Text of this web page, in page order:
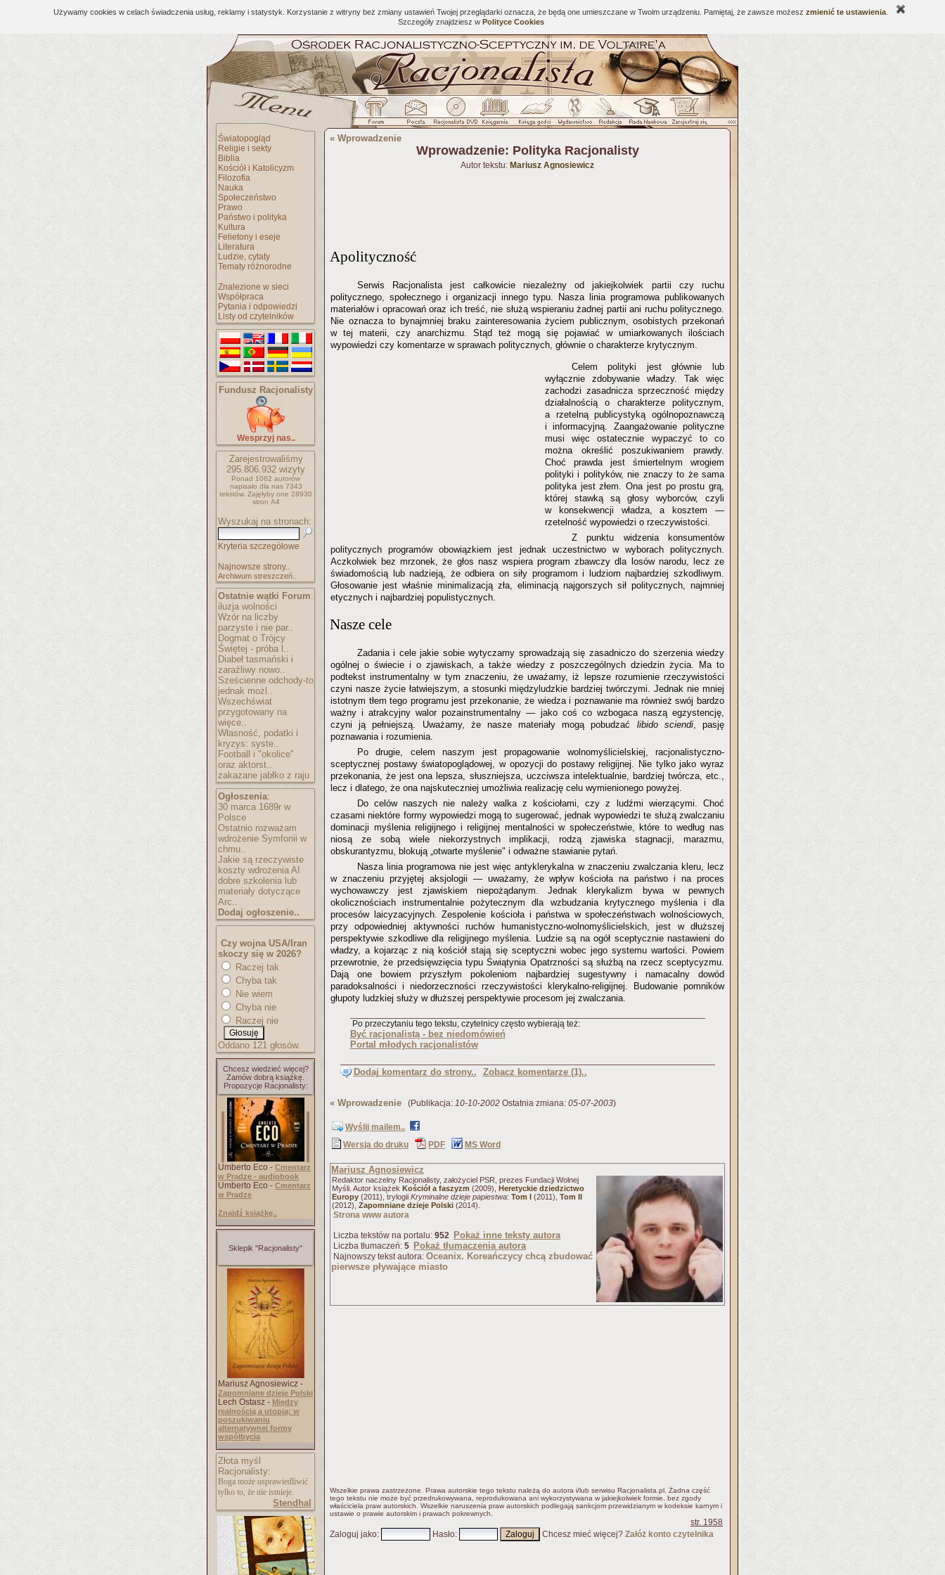
Używamy cookies w celach świadczenia usług, reklamy i statystyk. Korzystanie z witryny bez zmiany ustawień Twojej przeglądarki oznacza, że będą one umieszczane w Twoim urządzeniu. Pamiętaj, że zawsze możesz zmienić te ustawienia
Szczegóły znajdziesz w Polityce Cookies
Światopogląd
Religie i sekty
Biblia
Kościół i Katolicyzm
Filozofia
Nauka
Społeczeństwo
Prawo
Państwo i polityka
Kultura
Felietony i eseje
Literatura
Ludzie, cytaty
Tematy różnorodne
Znalezione w sieci
Współpraca
Pytania i odpowiedzi
Listy od czytelników
Fundusz Racjonalisty
Wesprzyj nas..
Zarejestrowaliśmy
295.806.932 wizyty
Ponad 1062 autorów
napisało dla nas 7343
tekstów. Zajęłyby one 28930
stron A4
Wyszukaj na stronach:
Kryteria szczegółowe
Najnowsze strony..
Archiwum streszczeń..
Ostatnie wątki Forum:
iluzja wolności
Wzór na liczby
parzyste i nie par..
Dogmat o Trójcy
Świętej - próba l..
Diabeł tasmański i
zaraźliwy nowo..
Sześcienne odchody-to
jednak możl..
Wszechświat
przygotowany na
więce..
Własność, podatki i
kryzys: syste..
Football i "okolice"
oraz aktorst..
zakazane jabłko z raju
Ogłoszenia:
30 marca 1689r w
Polsce
Ostatnio rozważam
wdrożenie Symfonii w
chmu..
Jakie są rzeczywiste
koszty wdrożenia AI
dobre szkolenia lub
materiały dotyczące
Arc..
Dodaj ogłoszenie..
Czy wojna USA/Iran
skoczy się w 2026?
Raczej tak
Chyba tak
Nie wiem
Chyba nie
Raczej nie
Oddano 121 głosów.
Chcesz wiedzieć więcej?
Zamów dobrą książkę.
Propozycje Racjonalisty:
Umberto Eco - Cmentarz
w Pradze - audiobook
Umberto Eco - Cmentarz
w Pradze
Znajdź książkę..
Sklepik "Racjonalisty"
Mariusz Agnosiewicz -
Zapomniane dzieje Polski
Lech Ostasz - Między
realnością a utopią: w
poszukiwaniu
alternatywnej formy
współbycia
Złota myśl
Racjonalisty:
Boga może usprawiedliwić
tylko to, że nie istnieje.
Stendhal
« Wprowadzenie
Wprowadzenie: Polityka Racjonalisty
Autor tekstu: Mariusz Agnosiewicz
Apolityczność
Serwis Racjonalista jest całkowicie niezależny od jakiejkolwiek partii czy ruchu
politycznego, społecznego i organizacji innego typu. Nasza linia programowa publikowanych
materiałów i opracowań oraz ich treść, nie służą wspieraniu żadnej partii ani ruchu politycznego.
Nie oznacza to bynajmniej braku zainteresowania życiem publicznym, osobistych przekonań
w tej materii, czy anarchizmu. Stąd też mogą się pojawiać w umiarkowanych ilościach
wypowiedzi czy komentarze w sprawach politycznych, głównie o charakterze krytycznym.
Celem polityki jest głównie lub
wyłącznie zdobywanie władzy. Tak więc
zachodzi zasadnicza sprzeczność między
działalnością o charakterze politycznym,
a rzetelną publicystyką ogólnopoznawczą
i informacyjną. Zaangażowanie polityczne
musi więc ostatecznie wypaczyć to co
można określić poszukiwaniem prawdy.
Choć prawda jest śmiertelnym wrogiem
polityki i polityków, nie znaczy to że sama
polityka jest złem. Ona jest po prostu grą,
której stawką są głosy wyborców, czyli
w konsekwencji władza, a kosztem —
rzetelność wypowiedzi o rzeczywistości.
Z punktu widzenia konsumentów
politycznych programów obowiązkiem jest jednak uczestnictwo w wyborach politycznych.
Aczkolwiek bez mrzonek, że głos nasz wspiera program zbawczy dla losów narodu, lecz ze
świadomością lub nadzieją, że odbiera on siły programom i ludziom najbardziej szkodliwym.
Głosowanie jest właśnie minimalizacją zła, eliminacją najgorszych sił politycznych, najmniej
etycznych i najbardziej populistycznych.
Nasze cele
Zadania i cele jakie sobie wytyczamy sprowadzają się zasadniczo do szerzenia wiedzy
ogólnej o świecie i o zjawiskach, a także wiedzy z poszczególnych dziedzin życia. Ma to
podtekst instrumentalny w tym znaczeniu, że uważamy, iż lepsze rozumienie rzeczywistości
czyni nasze życie łatwiejszym, a stosunki międzyludzkie bardziej twórczymi. Jednak nie mniej
istotnym tłem tego programu jest przekonanie, że wiedza i poznawanie ma również swój bardzo
ważny i atrakcyjny walor pozainstrumentalny — jako coś co wzbogaca naszą egzystencję,
czyni ją pełniejszą. Uważamy, że nasze materiały mogą pobudzać libido sciendi, pasję
poznawania i rozumienia.
Po drugie, celem naszym jest propagowanie wolnomyślicielskiej, racjonalistyczno-
sceptycznej postawy światopoglądowej, w opozycji do postawy religijnej. Nie tylko jako wyraz
przekonania, że jest ona lepsza, słuszniejsza, uczciwsza intelektualnie, bardziej twórcza, etc.,
lecz i dlatego, że ona najskuteczniej umożliwia realizację celu wymienionego powyżej.
Do celów naszych nie należy walka z kościołami, czy z ludźmi wierzącymi. Choć
czasami niektóre formy wypowiedzi mogą to sugerować, jednak wypowiedzi te służą zwalczaniu
dominacji myślenia religijnego i religijnej mentalności w społeczeństwie, które to według nas
niosą ze sobą wiele niekorzystnych implikacji, rodzą zjawiska stagnacji, marazmu,
obskurantyzmu, blokują „otwarte myślenie" i odważne stawianie pytań.
Nasza linia programowa nie jest więc antyklerykalna w znaczeniu zwalczania kleru, lecz
w znaczeniu przyjętej aksjologii — uważamy, że wpływ kościoła na państwo i na proces
wychowawczy jest zjawiskiem niepożądanym. Jednak klerykalizm bywa w pewnych
okolicznościach instrumentalnie pożytecznym dla wzbudzania krytycznego myślenia i dla
procesów laicyzacyjnych. Zespolenie kościoła i państwa w społeczeństwach wolnościowych,
przy odpowiedniej aktywności ruchów humanistyczno-wolnomyślicielskich, jest w dłuższej
perspektywie szkodliwe dla religijnego myślenia. Ludzie są na ogół sceptycznie nastawieni do
władzy, a kojarząc z nią kościół stają się sceptyczni wobec jego systemu wartości. Powiem
przewrotnie, że przedsięwzięcia typu Świątynia Opatrzności są służbą na rzecz sceptycyzmu.
Dają one bowiem przyszłym pokoleniom najbardziej sugestywny i namacalny dowód
paradoksalności i niedorzeczności rzeczywistości klerykalno-religijnej. Budowanie pomników
głupoty ludzkiej służy w dłuższej perspektywie procesom jej zwalczania.
Po przeczytaniu tego tekstu, czytelnicy często wybierają też:
Być racjonalistą - bez niedomówień
Portal młodych racjonalistów
Dodaj komentarz do strony.. Zobacz komentarze (1)..
« Wprowadzenie (Publikacja: 10-10-2002 Ostatnia zmiana: 05-07-2003)
Wyślij mailem..
Wersja do druku
PDF MS Word
Mariusz Agnosiewicz
Redaktor naczelny Racjonalisty, założyciel PSR, prezes Fundacji Wolnej
Myśli. Autor książek Kościół a faszyzm (2009), Heretyckie dziedzictwo
Europy (2011), trylogii Kryminalne dzieje papiestwa: Tom I (2011), Tom II
(2012), Zapomniane dzieje Polski (2014).
Strona www autora
Liczba tekstów na portalu: 952 Pokaż inne teksty autora
Liczba tłumaczeń: 5 Pokaż tłumaczenia autora
Najnowszy tekst autora: Oceanix. Koreańczycy chcą zbudować
pierwsze pływające miasto
Wszelkie prawa zastrzeżone. Prawa autorskie tego tekstu należą do autora i/lub serwisu Racjonalista.pl. Żadna część
tego tekstu nie może być przedrukowywana, reprodukowana ani wykorzystywana w jakiejkolwiek formie, bez zgody
właściciela praw autorskich. Wszelkie naruszenia praw autorskich podlegają sankcjom przewidzianym w kodeksie karnym i
ustawie o prawie autorskim i prawach pokrewnych.
str. 1958
Zaloguj jako: Hasło: Chcesz mieć więcej? Załóż konto czytelnika